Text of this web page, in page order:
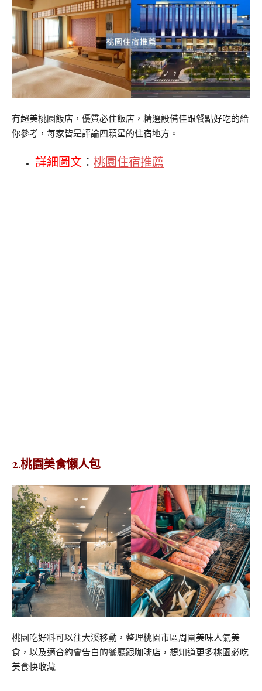
有超美桃園飯店，優質必住飯店，精選設備佳跟餐點好吃的給
你參考，每家皆是評論四顆星的住宿地方。
詳細圖文 ： 桃園住宿推薦
2.桃園美食懶人包
桃園吃好料可以往大溪移動，整理桃園市區周圍美味人氣美
食，以及適合約會告白的餐廳跟咖啡店，想知道更多桃園必吃
美食快收藏